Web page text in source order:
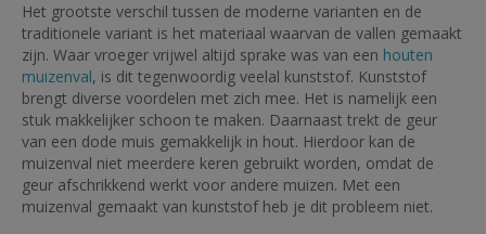
Het grootste verschil tussen de moderne varianten en de
traditionele variant is het materiaal waarvan de vallen gemaakt
zijn. Waar vroeger vrijwel altijd sprake was van een houten
muizenval, is dit tegenwoordig veelal kunststof. Kunststof
brengt diverse voordelen met zich mee. Het is namelijk een
stuk makkelijker schoon te maken. Daarnaast trekt de geur
van een dode muis gemakkelijk in hout. Hierdoor kan de
muizenval niet meerdere keren gebruikt worden, omdat de
geur afschrikkend werkt voor andere muizen. Met een
muizenval gemaakt van kunststof heb je dit probleem niet.